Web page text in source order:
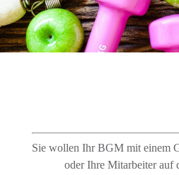
Sie wollen Ihr BGM mit einem
oder Ihre Mitarbeiter auf